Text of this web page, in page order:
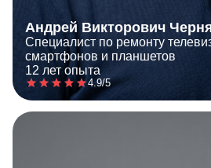
Андрей Викторович
Специалист по ремонту
смартфонов и планшетов
12 лет опыта
4.9/5